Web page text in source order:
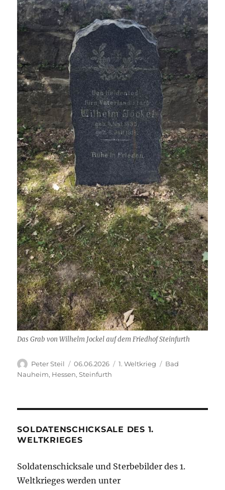
Das Grab von Wilhelm Jockel auf dem Friedhof Steinfurth
Autor
Peter Steil
Veröffentlicht
am
06.06.2026 Kategorien
1. Weltkrieg Schlagwörter
Bad
Nauheim, Hessen,Steinfurth
SOLDATENSCHICKSALE DES 1.
WELTKRIEGES
Soldatenschicksale und Sterbebilder des 1.
Weltkrieges werden unter